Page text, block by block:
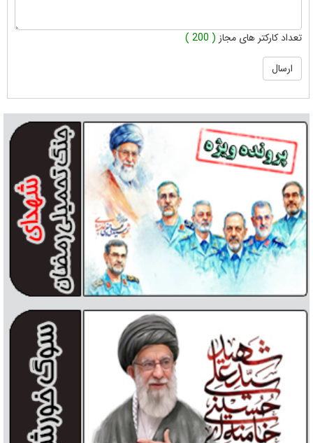
تعداد کارکتر های مجاز ( 200 )